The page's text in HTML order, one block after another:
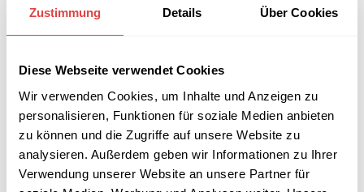
Zustimmung Details Über Cookies
Diese Webseite verwendet Cookies
Wir verwenden Cookies, um Inhalte und Anzeigen zu
personalisieren, Funktionen für soziale Medien anbieten
zu können und die Zugriffe auf unsere Website zu
analysieren. Außerdem geben wir Informationen zu Ihrer
Verwendung unserer Website an unsere Partner für
größeren
Stückzahlen?
B2B-Angebot
anfordern
Artikelnummer:n. v.